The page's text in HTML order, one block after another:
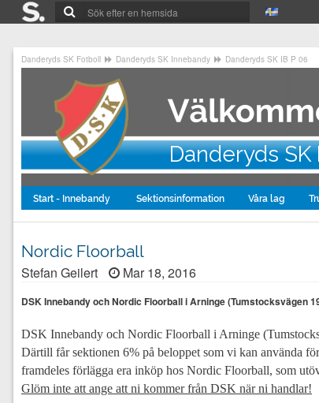
Danderyds SK Fotboll Danderyds SK Innebandy Danderyds SK IB P 06
Danderyds SK
Start - Innebandy Sektionsinformation Våra lag
Nordic Floorball
Stefan Geilert Mar 18, 2016
DSK Innebandy och Nordic Floorball i Arninge (Tumstocksvägen
DSK Innebandy och Nordic Floorball i Arninge
Därtill får sektionen 6% på beloppet som vi kan använda
framdeles förlägga era inköp hos Nordic Floorball, som
Glöm inte att ange att ni kommer från DSK när ni handlar!